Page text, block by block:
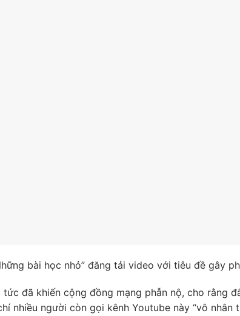
bài học nhỏ” đăng tải video với tiêu đề gây
tức đã khiến cộng đồng mạng phẫn nộ, cho rằng
nhiều người còn gọi kênh Youtube này “vô nhân